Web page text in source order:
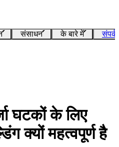
संसाधन के बारे में
घटकों के लिए
क्यों महत्वपूर्ण है